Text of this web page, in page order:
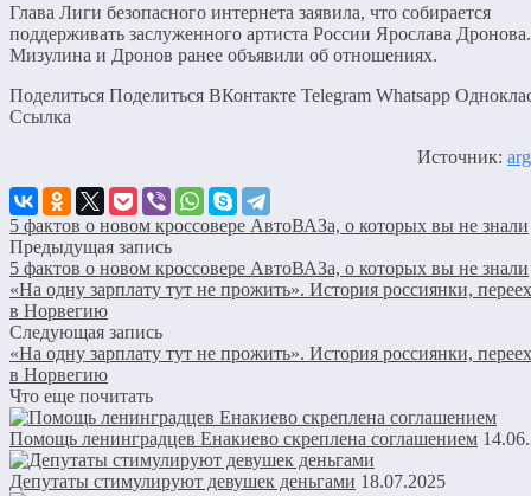
Глава Лиги безопасного интернета заявила, что собирается
поддерживать заслуженного артиста России Ярослава Дронова.
Мизулина и Дронов ранее объявили об отношениях.
Поделиться Поделиться ВКонтакте Telegram Whatsapp
Cсылка
Источник:
5 фактов о новом кроссовере АвтоВАЗа, о которых вы не знали
Предыдущая запись
5 фактов о новом кроссовере АвтоВАЗа, о которых вы не знали
«На одну зарплату тут не прожить». История россиянки,
в Норвегию
Следующая запись
«На одну зарплату тут не прожить». История россиянки,
в Норвегию
Что еще почитать
Помощь ленинградцев Енакиево скреплена соглашением
Депутаты стимулируют девушек деньгами 18.07.2025